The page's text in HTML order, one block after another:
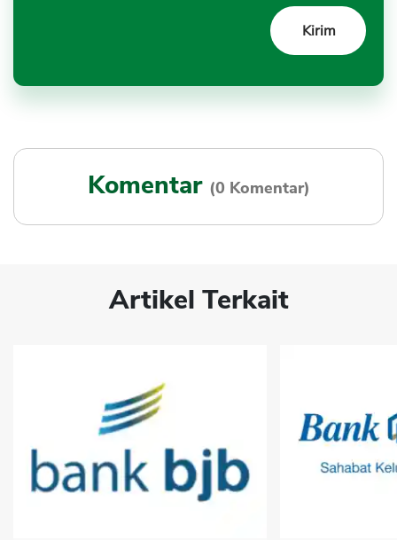
Komentar (0 Komentar)
Artikel Terkait